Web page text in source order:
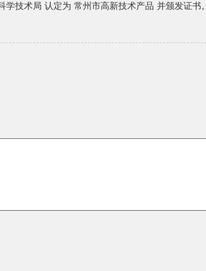
技术局 认定为 常州市高新技术产品 并颁发证书。